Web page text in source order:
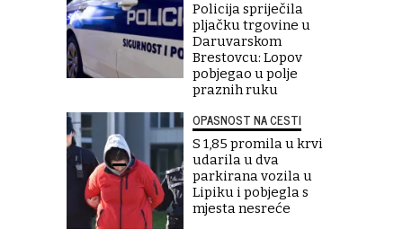
Policija spriječila
pljačku trgovine u
Daruvarskom
Brestovcu: Lopov
pobjegao u polje
praznih ruku
OPASNOST NA CESTI
S 1,85 promila u krvi
udarila u dva
parkirana vozila u
Lipiku i pobjegla s
mjesta nesreće